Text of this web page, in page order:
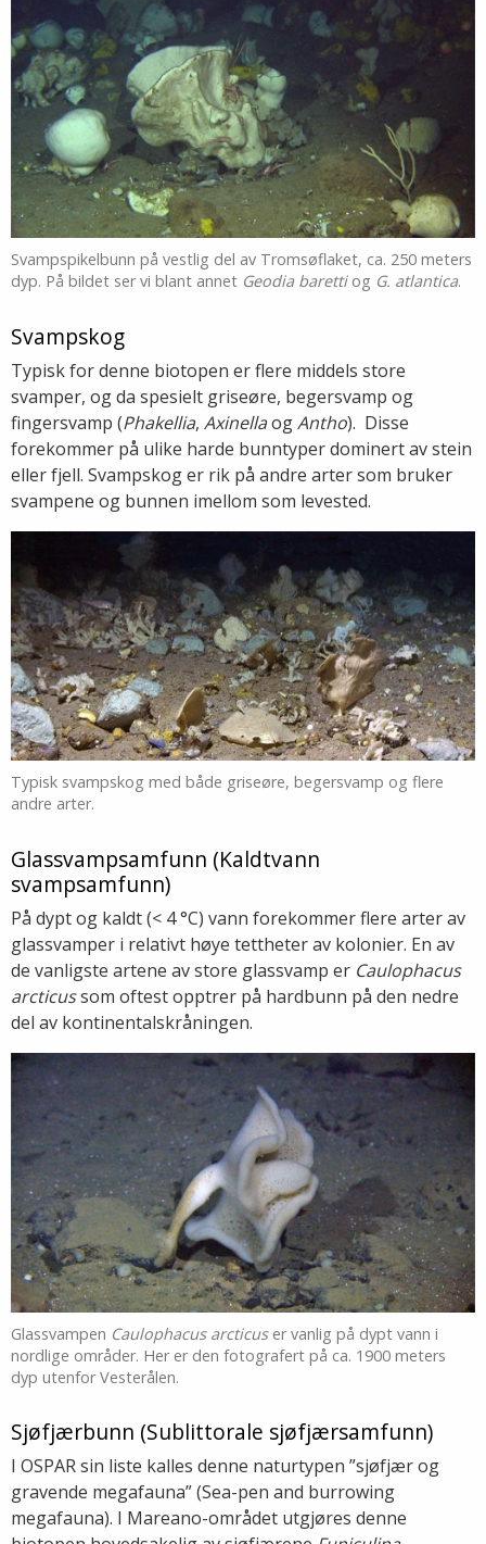
Svampspikelbunn på vestlig del av Tromsøflaket, ca. 250 meters
dyp. På bildet ser vi blant annet Geodia baretti og G. atlantica.
Svampskog
Typisk for denne biotopen er flere middels store
svamper, og da spesielt griseøre, begersvamp og
fingersvamp (Phakellia, AxinellaogAntho). Disse
forekommer på ulike harde bunntyper dominert av stein
eller fjell. Svampskog er rik på andre arter som bruker
svampene og bunnen imellom som levested.
Typisk svampskog med både griseøre, begersvamp og flere
andre arter.
Glassvampsamfunn (Kaldtvann
svampsamfunn)
På dypt og kaldt (< 4 °C) vann forekommer flere arter av
glassvamper i relativt høye tettheter av kolonier. En av
de vanligste artene av store glassvamp er Caulophacus
arcticussom oftest opptrer på hardbunn på den nedre
del av kontinentalskråningen.
Glassvampen Caulophacus arcticus er vanlig på dypt vann i
nordlige områder. Her er den fotografert på ca. 1900 meters
dyp utenfor Vesterålen.
Sjøfjærbunn (Sublittorale sjøfjærsamfunn)
I OSPAR sin liste kalles denne naturtypen ”sjøfjær og
gravende megafauna” (Sea-pen and burrowing
megafauna). I Mareano-området utgjøres denne